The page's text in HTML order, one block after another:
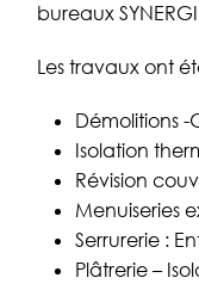
bureaux
Les travaux ont
Démolitions -
Isolation
Révision
Menuiseries
Serrurerie :
Plâtrerie –